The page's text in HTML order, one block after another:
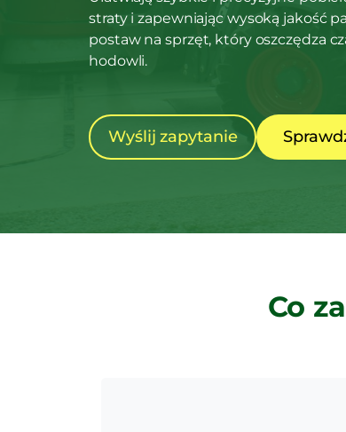
straty i zapewniając wysoką jakość
postaw na sprzęt, który oszczędza
hodowli.
Wyślij zapytanie
Co